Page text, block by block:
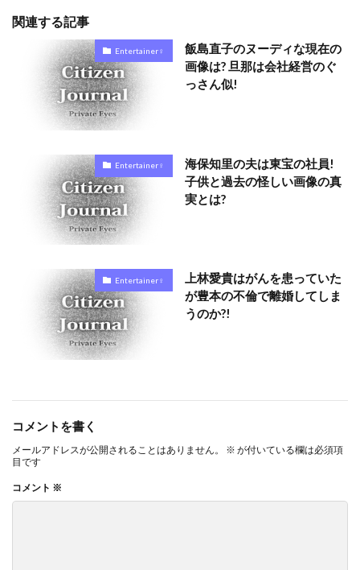
関連する記事
Entertainer♀
飯島直子のヌーディな現在の
画像は? 旦那は会社経営のぐ
っさん似!
Entertainer♀
海保知里の夫は東宝の社員!
子供と過去の怪しい画像の真
実とは?
Entertainer♀
上林愛貴はがんを患っていた
が豊本の不倫で離婚してしま
うのか?!
コメントを書く
メールアドレスが公開されることはありません。 ※ が付いている欄は必須項
目です
コメント ※